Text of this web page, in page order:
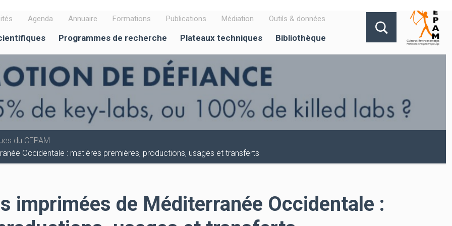
Agenda Annuaire Formations Publications Médiation Outils & données
Programmes de recherche Plateaux techniques Bibliothèque
du CEPAM
Occidentale : matières premières, productions, usages et transferts
imprimées de Méditerranée Occidentale :